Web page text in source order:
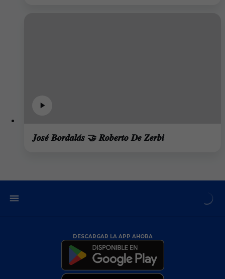
𝑱𝒐𝒔𝒆́ 𝑩𝒐𝒓𝒅𝒂𝒍𝒂́𝒔 🤝 𝑹𝒐𝒃𝒆𝒓𝒕𝒐 𝑫𝒆 𝒁𝒆𝒓𝒃𝒊
DESCARGAR LA APP AHORA